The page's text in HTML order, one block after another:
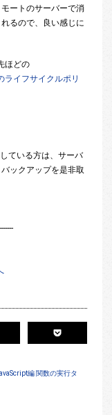
ートのサーバーで消
るので、良い感じに
ほどの
ライフサイクルポリ
ている方は、サーバ
ックアップを是非取
編 関数の実行タ